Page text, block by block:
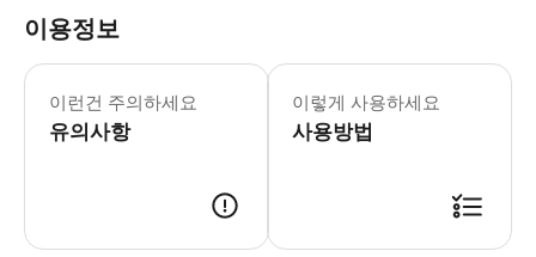
이용정보
이런건 주의하세요
유의사항
이렇게 사용하세요
사용방법